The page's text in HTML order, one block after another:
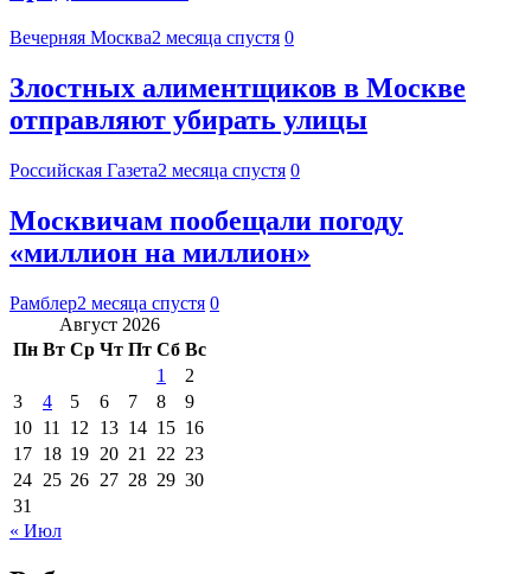
Вечерняя Москва2 месяца спустя 0
Злостных алиментщиков в Москве
отправляют убирать улицы
Российская Газета2 месяца спустя 0
Москвичам пообещали погоду
«миллион на миллион»
Рамблер2 месяца спустя 0
Август 2026
Пн Вт Ср Чт Пт Сб Вс
1
2
3
4 5 6 7 8
9
10 11 12 13 14 15 16
17 18 19 20 21 22 23
24 25 26 27 28 29 30
31
« Июл